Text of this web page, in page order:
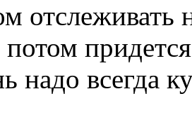
отслеживать
надо всегда